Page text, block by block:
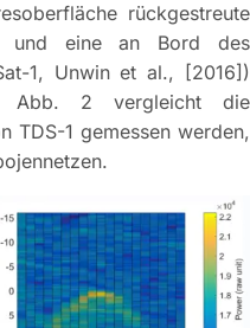
rückgestreute
und eine an Bord des
1, Unwin et al., [2016])
Abb. 2 vergleicht die
TDS-1 gemessen werden,